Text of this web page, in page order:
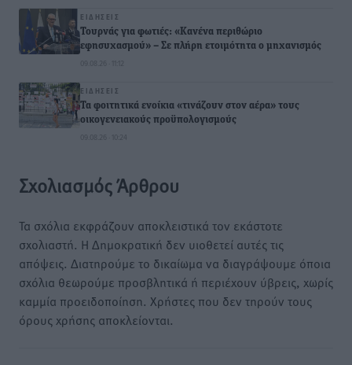
ΕΙΔΉΣΕΙΣ
Τουρνάς για φωτιές: «Κανένα περιθώριο
εφησυχασμού» – Σε πλήρη ετοιμότητα ο μηχανισμός
09.08.26 · 11:12
ΕΙΔΉΣΕΙΣ
Τα φοιτητικά ενοίκια «τινάζουν στον αέρα» τους
οικογενειακούς προϋπολογισμούς
09.08.26 · 10:24
Σχολιασμός Άρθρου
Τα σχόλια εκφράζουν αποκλειστικά τον εκάστοτε
σχολιαστή. Η Δημοκρατική δεν υιοθετεί αυτές τις
απόψεις. Διατηρούμε το δικαίωμα να διαγράψουμε όποια
σχόλια θεωρούμε προσβλητικά ή περιέχουν ύβρεις, χωρίς
καμμία προειδοποίηση. Χρήστες που δεν τηρούν τους
όρους χρήσης αποκλείονται.